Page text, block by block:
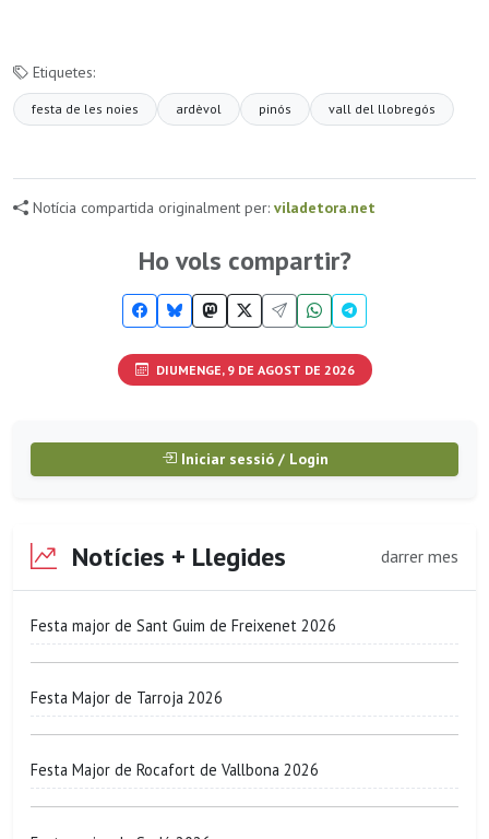
Etiquetes:
festa de les noies ardèvol pinós vall del llobregós
Notícia compartida originalment per: viladetora.net
Ho vols compartir?
DIUMENGE, 9 DE AGOST DE 2026
Iniciar sessió / Login
Notícies + Llegides darrer mes
Festa major de Sant Guim de Freixenet 2026
Festa Major de Tarroja 2026
Festa Major de Rocafort de Vallbona 2026